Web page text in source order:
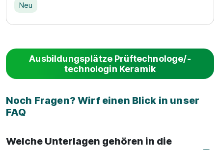
Neu
Ausbildungsplätze Prüftechnologe/-
technologin Keramik
Noch Fragen? Wirf einen Blick in unser
FAQ
Welche Unterlagen gehören in die